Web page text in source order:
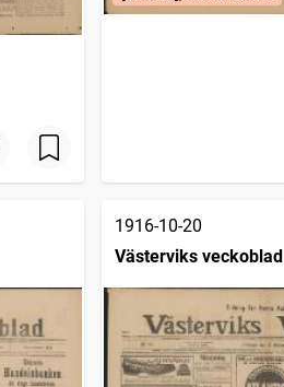
1916-10-20
Västerviks veckoblad